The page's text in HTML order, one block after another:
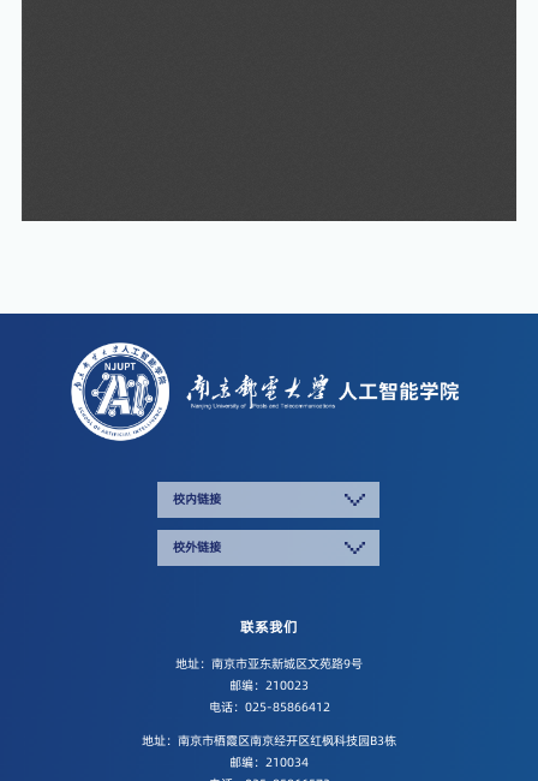
校内链接
校外链接
联系我们
地址：南京市亚东新城区文苑路9号
邮编：210023
电话：025-85866412
地址：南京市栖霞区南京经开区红枫科技园B3栋
邮编：210034